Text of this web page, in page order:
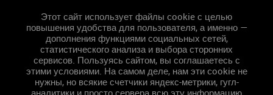
Этот сайт использует файлы cookie с целью
повышения удобства для пользователя, а именно —
дополнения функциями социальных сетей,
статистического анализа и выбора сторонних
сервисов. Пользуясь сайтом, вы соглашаетесь с
этими условиями. На самом деле, нам эти cookie не
нужны, но всякие счетчики яндекс-метрики, гугл-
аналитики и просто сервера всю эту информацию